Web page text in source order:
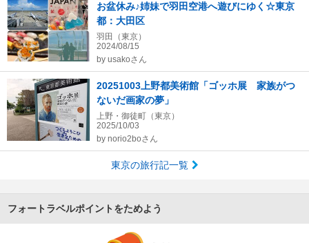
お盆休み♪姉妹で羽田空港へ遊びにゆく☆東京
都：大田区
羽田（東京）
2024/08/15
by usakoさん
20251003上野都美術館「ゴッホ展 家族がつ
ないだ画家の夢」
上野・御徒町（東京）
2025/10/03
by norio2boさん
東京の旅行記一覧
フォートラベルポイントをためよう